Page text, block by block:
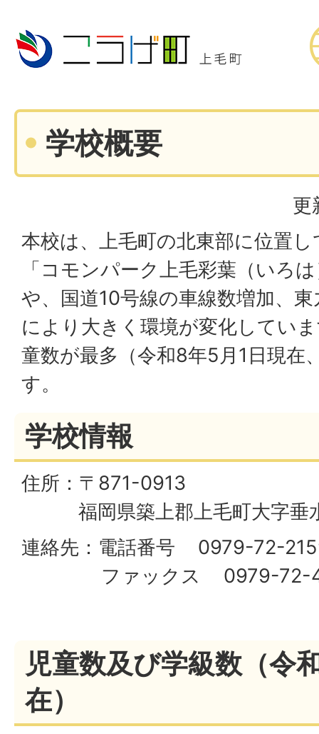
学校概要
更
本校は、上毛町の北東部に位置
「コモンパーク上毛彩葉（いろ
や、国道10号線の車線数増加、
により大きく環境が変化してい
童数が最多（令和8年5月1日現在
す。
学校情報
住所：〒871-0913
福岡県築上郡上毛町大字垂
連絡先：電話番号 0979-72-
ファックス 0979-72-
児童数及び学級数（令
在）